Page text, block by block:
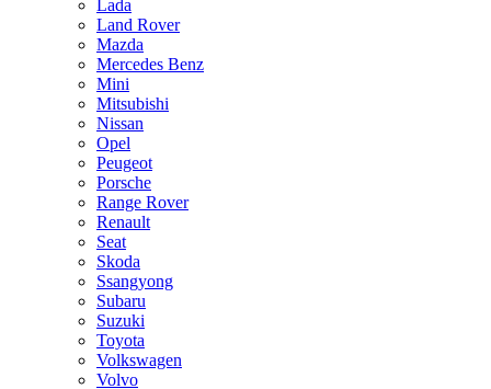
Lada
Land Rover
Mazda
Mercedes Benz
Mini
Mitsubishi
Nissan
Opel
Peugeot
Porsche
Range Rover
Renault
Seat
Skoda
Ssangyong
Subaru
Suzuki
Toyota
Volkswagen
Volvo